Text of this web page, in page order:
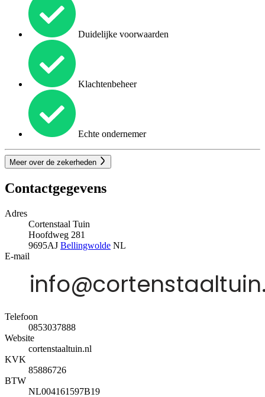
Duidelijke voorwaarden
Klachtenbeheer
Echte ondernemer
Meer over de zekerheden
Contactgegevens
Adres
Cortenstaal Tuin
Hoofdweg 281
9695AJ Bellingwolde NL
E-mail
Telefoon
0853037888
Website
cortenstaaltuin.nl
KVK
85886726
BTW
NL004161597B19